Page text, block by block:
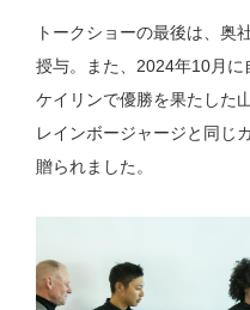
トークショーの最後は、奥
授与。また、2024年10月
ケイリンで優勝を果たした
レインボージャージと同じ
贈られました。